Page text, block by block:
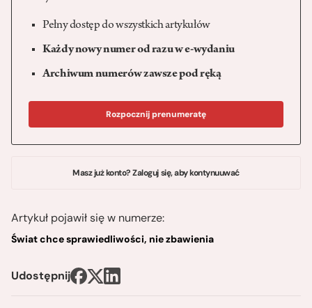
Pełny dostęp do wszystkich artykułów
Każdy nowy numer od razu w e-wydaniu
Archiwum numerów zawsze pod ręką
Rozpocznij prenumeratę
Masz już konto? Zaloguj się, aby kontynuuwać
Artykuł pojawił się w numerze:
Świat chce sprawiedliwości, nie zbawienia
Udostępnij